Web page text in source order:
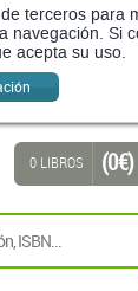
terceros para
navegación. Si
acepta su uso.
0 LIBROS (0 €)